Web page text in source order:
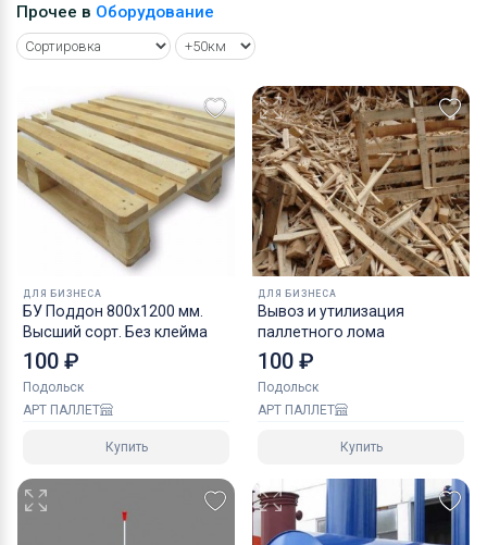
Прочее в Оборудование
ДЛЯ БИЗНЕСА
БУ Поддон 800х1200 мм.
Высший сорт. Без клейма
100 ₽
Подольск
АРТ ПАЛЛЕТ
Купить
ДЛЯ БИЗНЕСА
Вывоз и утилизация
паллетного лома
100 ₽
Подольск
АРТ ПАЛЛЕТ
Купить